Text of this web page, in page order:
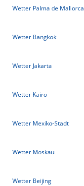
Wetter Palma de Mallorca
Wetter Bangkok
Wetter Jakarta
Wetter Kairo
Wetter Mexiko-Stadt
Wetter Moskau
Wetter Beijing